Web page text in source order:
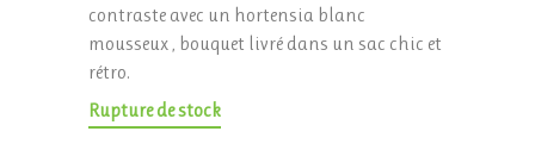
contraste avec un hortensia blanc
mousseux , bouquet livré dans un sac chic et
rétro.
Rupture de stock